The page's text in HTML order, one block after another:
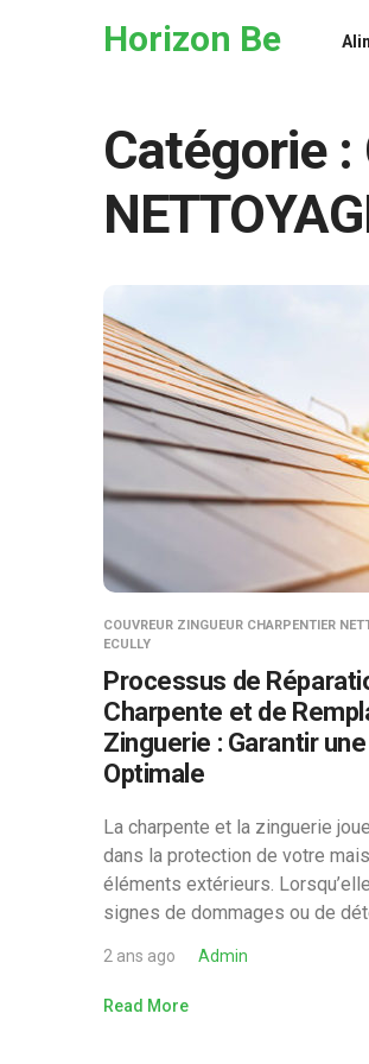
Horizon Be
Catégorie :
COUVREUR ZINGUEUR CHARPENTIER
ECULLY
Processus de
Charpente et de
Zinguerie : Garantir
Optimale
La charpente et la zinguerie
dans la protection de votre
éléments extérieurs.
signes de dommages ou de
2 ans ago Admin
Read More